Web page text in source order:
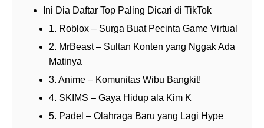
Ini Dia Daftar Top Paling Dicari di TikTok
1. Roblox – Surga Buat Pecinta Game Virtual
2. MrBeast – Sultan Konten yang Nggak Ada
Matinya
3. Anime – Komunitas Wibu Bangkit!
4. SKIMS – Gaya Hidup ala Kim K
5. Padel – Olahraga Baru yang Lagi Hype